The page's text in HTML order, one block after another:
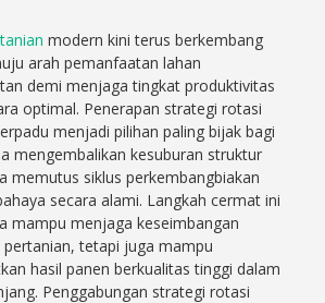
modern kini terus berkembang
arah pemanfaatan lahan
demi menjaga tingkat produktivitas
optimal. Penerapan strategi rotasi
menjadi pilihan paling bijak bagi
mengembalikan kesuburan struktur
memutus siklus perkembangbiakan
secara alami. Langkah cermat ini
mampu menjaga keseimbangan
tetapi juga mampu
hasil panen berkualitas tinggi dalam
Penggabungan strategi rotasi